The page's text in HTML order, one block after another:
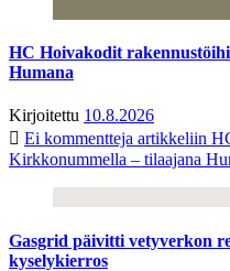
HC Hoivakodit
Humana
Kirjoitettu 10.8.2026
Ei kommentteja artikkeliin
Kirkkonummella – tilaajana
Gasgrid päivitti vetyverkon
kyselykierros